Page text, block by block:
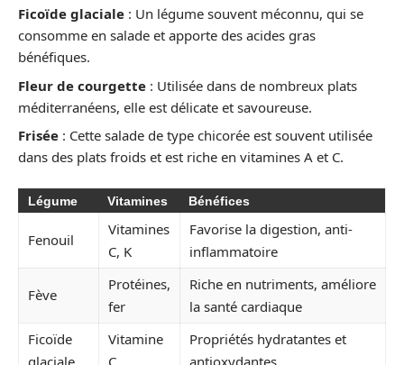
Ficoïde glaciale : Un légume souvent méconnu, qui se
consomme en salade et apporte des acides gras
bénéfiques.
Fleur de courgette : Utilisée dans de nombreux plats
méditerranéens, elle est délicate et savoureuse.
Frisée : Cette salade de type chicorée est souvent utilisée
dans des plats froids et est riche en vitamines A et C.
Légume Vitamines Bénéfices
Fenouil
Vitamines
C, K
Favorise la digestion, anti-
inflammatoire
Fève
Protéines,
fer
Riche en nutriments, améliore
la santé cardiaque
Ficoïde
glaciale
Vitamine
C
Propriétés hydratantes et
antioxydantes